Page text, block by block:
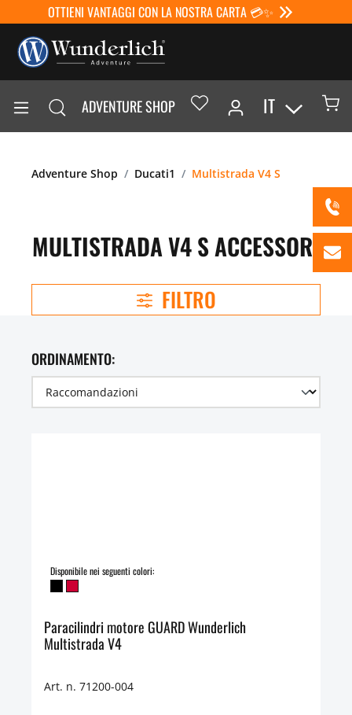
OTTIENI VANTAGGI CON LA NOSTRA CARTA 💳✨
ADVENTURE SHOP IT
Adventure Shop Ducati1 Multistrada V4 S
MULTISTRADA V4 S ACCESSORI
FILTRO
ORDINAMENTO:
Disponibile nei seguenti colori:
Paracilindri motore GUARD Wunderlich
Multistrada V4
Art. n. 71200-004